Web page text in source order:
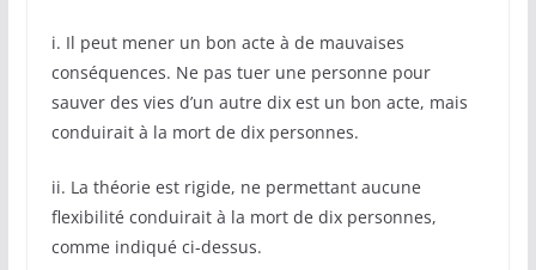
i. Il peut mener un bon acte à de mauvaises
conséquences. Ne pas tuer une personne pour
sauver des vies d’un autre dix est un bon acte, mais
conduirait à la mort de dix personnes.
ii. La théorie est rigide, ne permettant aucune
flexibilité conduirait à la mort de dix personnes,
comme indiqué ci-dessus.